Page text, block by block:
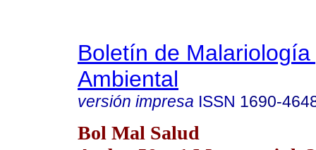
Boletín de
Ambiental
versión impresa ISSN 1690-
Bol Mal Salud